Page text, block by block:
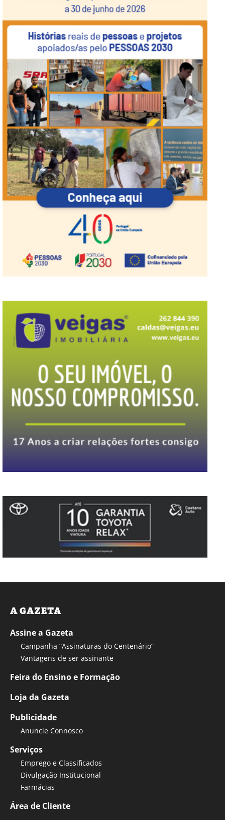
A GAZETA
Assine a Gazeta
Campanha “Assinaturas do Centenário”
Vantagens de ser assinante
Feira do Ensino e Formação
Loja da Gazeta
Publicidade
Anuncie Connosco
Serviços
Emprego e Classificados
Divulgação Institucional
Farmácias
Área de Cliente